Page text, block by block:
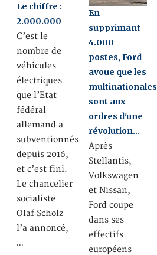
Le chiffre :
2.000.000
C’est le
nombre de
véhicules
électriques
que l’Etat
fédéral
allemand a
subventionnés
depuis 2016,
et c’est fini.
Le chancelier
socialiste
Olaf Scholz
l’a annoncé,
…
En
supprimant
4.000
postes, Ford
avoue que les
multinationales
sont aux
ordres d'une
révolution…
Après
Stellantis,
Volkswagen
et Nissan,
Ford coupe
dans ses
effectifs
européens